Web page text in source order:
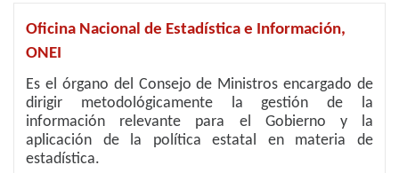
Oficina Nacional de Estadística e Información,
ONEI
Es el órgano del Consejo de Ministros encargado de
dirigir metodológicamente la gestión de la
información relevante para el Gobierno y la
aplicación de la política estatal en materia de
estadística.